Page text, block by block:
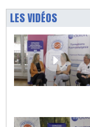
LES VIDÉOS